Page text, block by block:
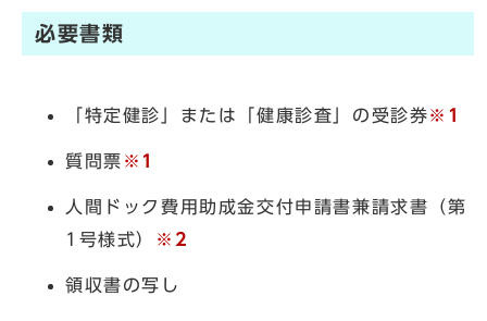
必要書類
「特定健診」または「健康診査」の受診券※1
質問票 ※1
人間ドック費用助成金交付申請書兼請求書（第
1号様式）
※2
領収書の写し